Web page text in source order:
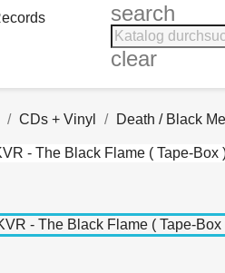
search
clear
CDs + Vinyl Death / Black